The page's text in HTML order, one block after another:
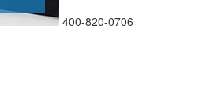
400-820-0706